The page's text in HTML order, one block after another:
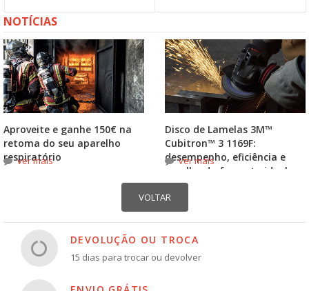
NOTÍCIAS
Aproveite e ganhe 150€ na
retoma do seu aparelho
respiratório
ver mais
Disco de Lamelas 3M™
Cubitron™ 3 1169F:
desempenho, eficiência e
escolha do formato ideal
ver mais
DEVOLUÇÃO OU TROCA
15 dias para trocar ou devolver